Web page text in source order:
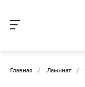
Главная / Ламинат /